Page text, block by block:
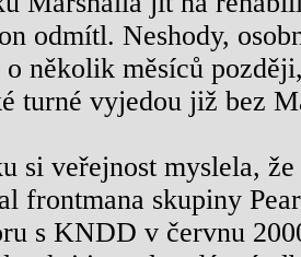
odmítl. Neshody,
několik měsíců
turné vyjedou již bez
si veřejnost myslela,
frontmana skupiny
s KNDD v červnu